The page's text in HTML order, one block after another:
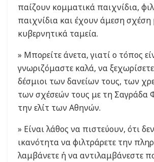
παίζουν κομματικά παιχνίδια,
παιχνίδια και έχουν άμεση σχέση
κυβερνητικά ταμεία.
» Μπορείτε άνετα, γιατί ο τόπος
γνωριζόμαστε καλά, να ξεχωρίσετε
δέσμιοι των δανείων τους, των
των σχέσεών τους με τη Σαγράδα
την ελίτ των Αθηνών.
» Είναι λάθος να πιστεύουν, ότι
ικανότητα να φιλτράρετε την
λαμβάνετε ή να αντιλαμβάνεστε